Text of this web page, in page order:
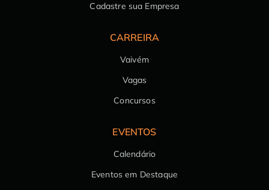
Cadastre sua Empresa
CARREIRA
Vaivém
Vagas
Concursos
EVENTOS
Calendário
Eventos em Destaque